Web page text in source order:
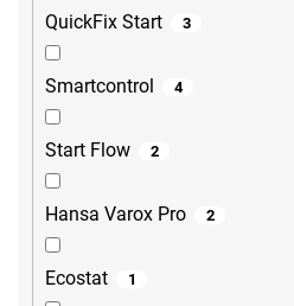
QuickFix Start 3
Smartcontrol 4
Start Flow 2
Hansa Varox Pro 2
Ecostat 1